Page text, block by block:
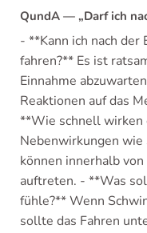
QundA — „Darf ich
- **Kann ich nach
fahren?** Es ist
Einnahme
Reaktionen auf das
**Wie schnell wirken
Nebenwirkungen
können innerhalb
auftreten. - **Was
fühle?** Wenn
sollte das Fahren